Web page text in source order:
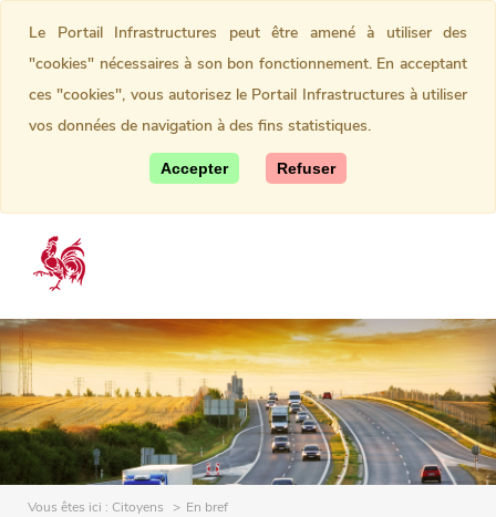
Vous êtes ici : Citoyens En bref
Le Portail Infrastructures peut être amené à utiliser des
"cookies" nécessaires à son bon fonctionnement. En acceptant
ces "cookies", vous autorisez le Portail Infrastructures à utiliser
vos données de navigation à des fins statistiques.
Accepter Refuser